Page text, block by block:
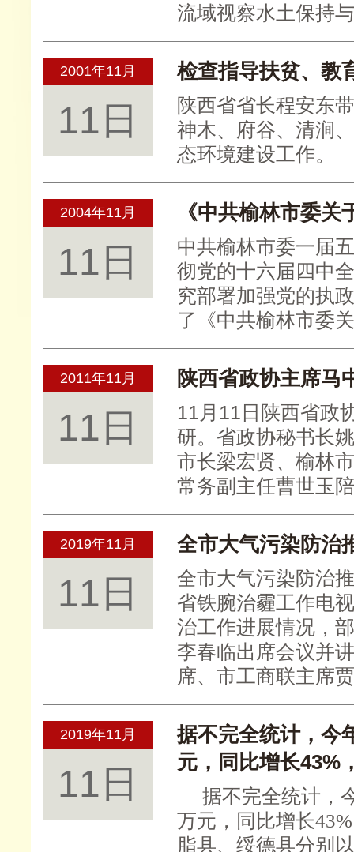
流域视察水土保持
2001年11月
11日
检查指导扶贫、教
陕西省省长程安东
神木、府谷、清涧
态环境建设工作。
2004年11月
11日
《中共榆林市委
中共榆林市委一届
彻党的十六届四中
究部署加强党的执
了《中共榆林市委
2011年11月
11日
陕西省政协主席马
11月11日陕西省政
研。省政协秘书长
市长梁宏贤、榆林
常务副主任曹世玉
2019年11月
11日
全市大气污染防治
全市大气污染防治
省铁腕治霾工作电
治工作进展情况，
李春临出席会议并
席、市工商联主席
2019年11月
11日
据不完全统计，今
元，同比增长43%
据不完全统计，
万元，同比增长
脂县、绥德县分别